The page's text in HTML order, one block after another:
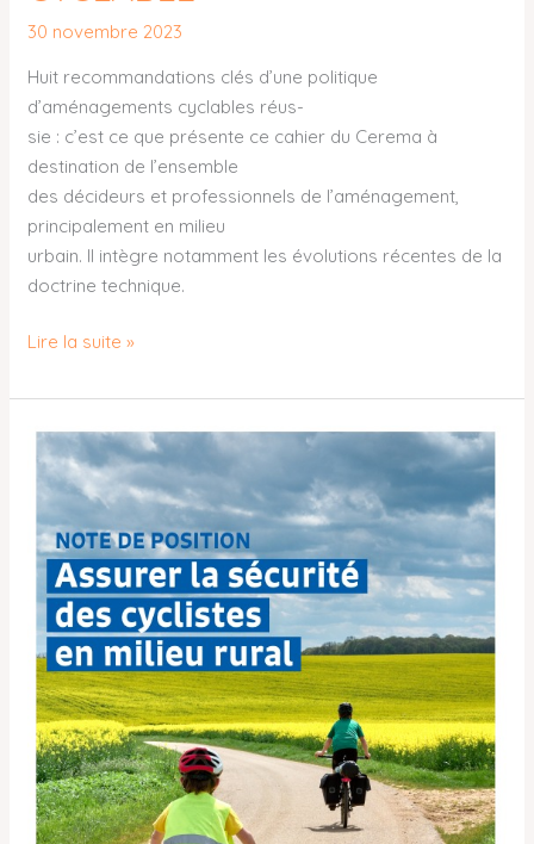
30 novembre 2023
Huit recommandations clés d’une politique
d’aménagements cyclables réus-
sie : c’est ce que présente ce cahier du Cerema à
destination de l’ensemble
des décideurs et professionnels de l’aménagement,
principalement en milieu
urbain. Il intègre notamment les évolutions récentes de la
doctrine technique.
Lire la suite »
« Assurer
sécurité
des
cyclistes
en
milieu
rural »